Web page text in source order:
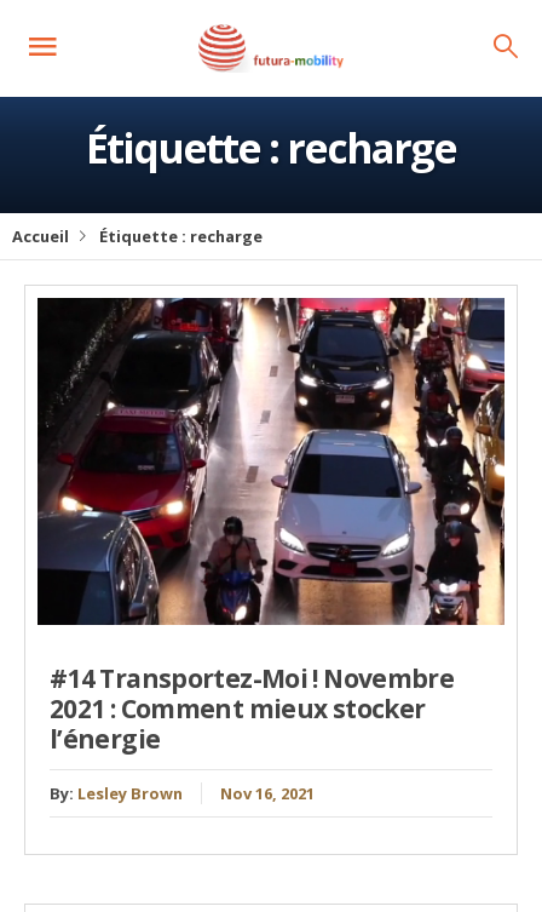
Étiquette :recharge
Accueil Étiquette : recharge
#14 Transportez-Moi ! Novembre
2021 : Comment mieux stocker
l’énergie
By: Lesley Brown Nov 16, 2021